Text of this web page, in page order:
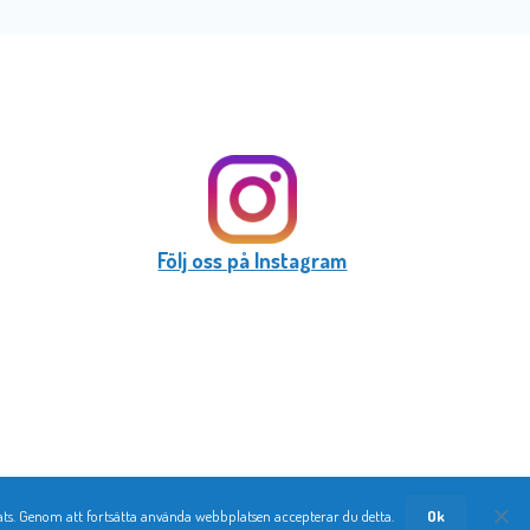
Följ oss på Instagram
Genom att fortsätta använda webbplatsen accepterar du detta. Ok